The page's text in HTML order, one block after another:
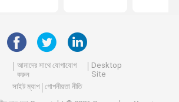
আমাদের সাথে যোগাযোগ
করুন
Desktop
Site
সাইট ম্যাপ
গোপনীয়তা নীতি